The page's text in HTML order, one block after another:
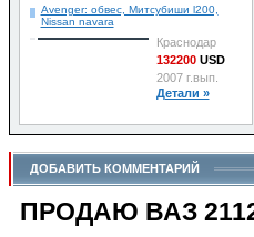
Avenger: обвес, Митсубиши l200,
Nissan navara
Краснодар
132200USD
2007 г.вып.
Детали »
ДОБАВИТЬ КОММЕНТАРИЙ
ПРОДАЮ ВАЗ